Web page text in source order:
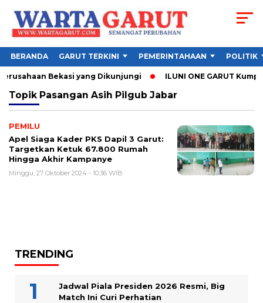
BERANDA GARUT TERKINI PEMERINTAHAAN POLITIK
Bekasi yang Dikunjungi ILUNI ONE GARUT
Topik Pasangan Asih Pilgub Jabar
PEMILU
Apel Siaga Kader PKS Dapil 3 Garut:
Targetkan Ketuk 67.800 Rumah
Hingga Akhir Kampanye
Minggu, 27 Oktober 2024 - 10:36 WIB
TRENDING
Jadwal Piala Presiden 2026 Resmi, Big
Match Ini Curi Perhatian